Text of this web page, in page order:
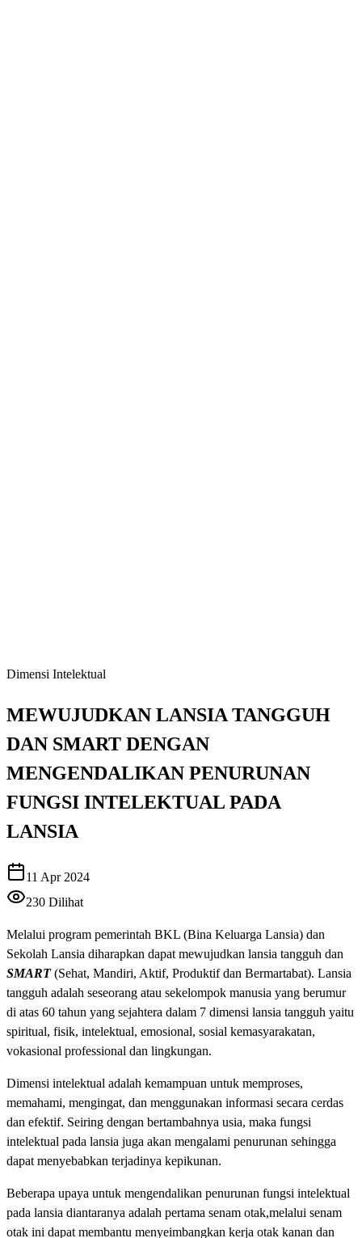
Dimensi Intelektual
MEWUJUDKAN LANSIA TANGGUH
DAN SMART DENGAN
MENGENDALIKAN PENURUNAN
FUNGSI INTELEKTUAL PADA
LANSIA
11 Apr 2024
230 Dilihat
Melalui program pemerintah BKL (Bina Keluarga Lansia) dan
Sekolah Lansia diharapkan dapat mewujudkan lansia tangguh dan
SMART(Sehat, Mandiri, Aktif, Produktif dan Bermartabat). Lansia
tangguh adalah seseorang atau sekelompok manusia yang berumur
di atas 60 tahun yang sejahtera dalam 7 dimensi lansia tangguh yaitu
spiritual, fisik, intelektual, emosional, sosial kemasyarakatan,
vokasional professional dan lingkungan.
Dimensi intelektual adalah kemampuan untuk memproses,
memahami, mengingat, dan menggunakan informasi secara cerdas
dan efektif. Seiring dengan bertambahnya usia, maka fungsi
intelektual pada lansia juga akan mengalami penurunan sehingga
dapat menyebabkan terjadinya kepikunan.
Beberapa upaya untuk mengendalikan penurunan fungsi intelektual
pada lansia diantaranya adalah pertama senam otak,melalui senam
otak ini dapat membantu menyeimbangkan kerja otak kanan dan